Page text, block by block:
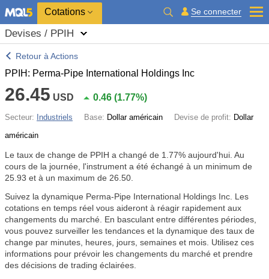
Cotations Se connecter
Devises / PPIH
Retour à Actions
PPIH: Perma-Pipe International Holdings Inc
26.45 USD 0.46 (1.77%)
Secteur: Industriels Base: Dollar américain Devise de profit: Dollar
américain
Le taux de change de PPIH a changé de 1.77% aujourd'hui. Au
cours de la journée, l'instrument a été échangé à un minimum de
25.93 et à un maximum de 26.50.
Suivez la dynamique Perma-Pipe International Holdings Inc. Les
cotations en temps réel vous aideront à réagir rapidement aux
changements du marché. En basculant entre différentes périodes,
vous pouvez surveiller les tendances et la dynamique des taux de
change par minutes, heures, jours, semaines et mois. Utilisez ces
informations pour prévoir les changements du marché et prendre
des décisions de trading éclairées.